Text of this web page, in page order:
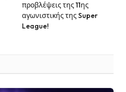
προβλέψεις της 11ης
αγωνιστικής της Super
League!